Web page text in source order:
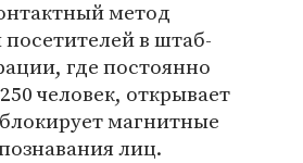
метод
в штаб-
где постоянно
человек, открывает
магнитные
лиц.